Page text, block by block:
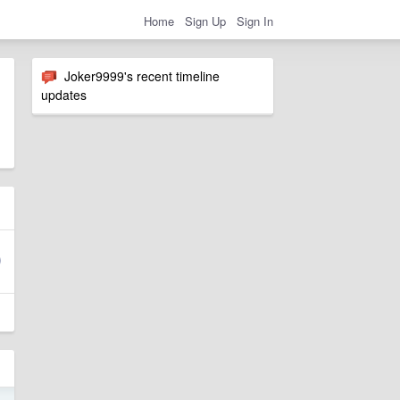
Home Sign Up Sign In
Joker9999's recent timeline
updates